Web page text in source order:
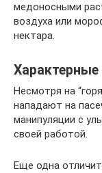
медоносными
воздуха или
нектара.
Характерные
Несмотря на
нападают на
манипуляции с
своей работой.
Еще одна